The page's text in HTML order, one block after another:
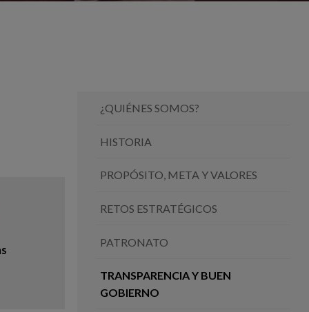
¿QUIÉNES SOMOS?
HISTORIA
PROPÓSITO, META Y VALORES
RETOS ESTRATÉGICOS
PATRONATO
TRANSPARENCIA Y BUEN
GOBIERNO